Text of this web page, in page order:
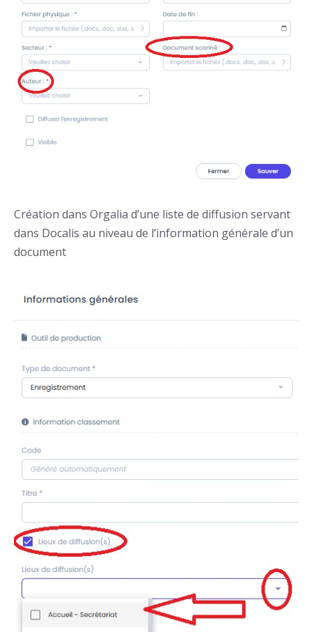
Création dans Orgalia d’une liste de diffusion servant
dans Docalis au niveau de l’information générale d’un
document